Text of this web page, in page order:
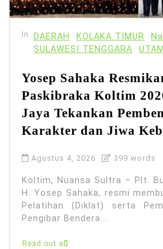
In DAERAH KOLAKA TIMUR
SULAWESI TENGGARA
Yosep Sahaka
Paskibraka Koltim
Jaya Tekankan
Karakter dan Jiwa
Agustus 4, 2026 399 words
Koltim, Nuansa Sultra – Plt.
H. Yosep Sahaka, resmi
Pelatihan (Diklat) serta
Pengibar Bendera...
Read out all